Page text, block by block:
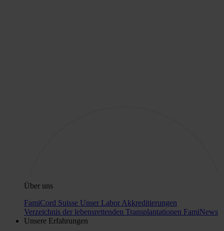
Über uns
FamiCord Suisse Unser Labor Akkreditierungen
Verzeichnis der lebensrettenden Transplantationen FamiNews
Unsere Erfahrungen